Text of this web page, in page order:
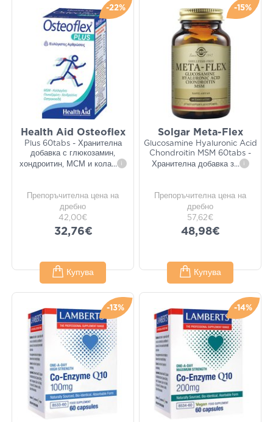
-22%
Health Aid Osteoflex
Plus 60tabs - Хранителна
добавка с глюкозамин,
хондроитин, МСМ и кола... i
Препоръчителна цена на
дребно
42,00€
32,76€
Купува
-15%
Solgar Meta-Flex
Glucosamine Hyaluronic Acid
Chondroitin MSM 60tabs -
Хранителна добавка з... i
Препоръчителна цена на
дребно
57,62€
48,98€
Купува
-13% -14%